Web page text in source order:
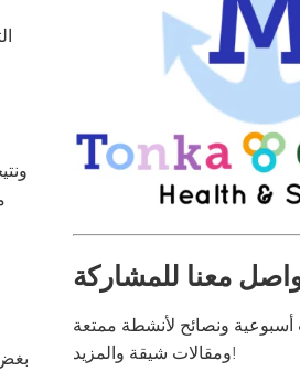
معنا للمشاركة
ونصائح لأنشطة ممتعة
ومقالات شيقة والمزيد!